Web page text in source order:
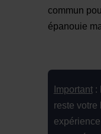
commun
épanouie
Important:
reste